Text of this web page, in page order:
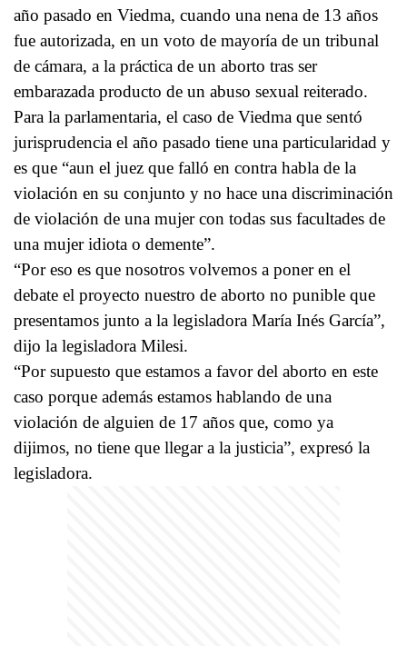
año pasado en Viedma, cuando una nena de 13 años
fue autorizada, en un voto de mayoría de un tribunal
de cámara, a la práctica de un aborto tras ser
embarazada producto de un abuso sexual reiterado.
Para la parlamentaria, el caso de Viedma que sentó
jurisprudencia el año pasado tiene una particularidad y
es que “aun el juez que falló en contra habla de la
violación en su conjunto y no hace una discriminación
de violación de una mujer con todas sus facultades de
una mujer idiota o demente”.
“Por eso es que nosotros volvemos a poner en el
debate el proyecto nuestro de aborto no punible que
presentamos junto a la legisladora María Inés García”,
dijo la legisladora Milesi.
“Por supuesto que estamos a favor del aborto en este
caso porque además estamos hablando de una
violación de alguien de 17 años que, como ya
dijimos, no tiene que llegar a la justicia”, expresó la
legisladora.